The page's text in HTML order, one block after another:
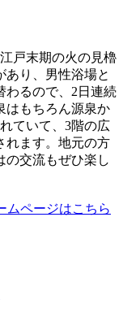
戸末期の火の見櫓
あり、男性浴場と
わるので、2日連続
はもちろん源泉か
ていて、3階の広
れます。地元の方
の交流もぜひ楽し
ムページはこちら